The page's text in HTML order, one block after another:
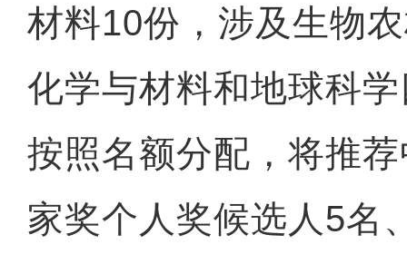
材料10份，涉及生物
化学与材料和地球科
按照名额分配，将推
家奖个人奖候选人5名